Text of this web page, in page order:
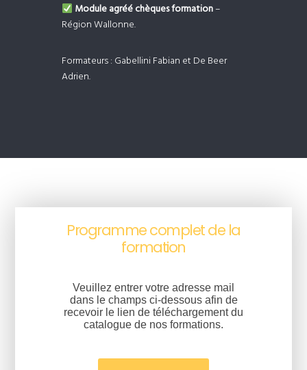
Module agréé chèques formation–
Région Wallonne.
Formateurs : Gabellini Fabian et De Beer
Adrien.
Programme complet de la
formation
Veuillez entrer votre adresse mail
dans le champs ci-dessous afin de
recevoir le lien de téléchargement du
catalogue de nos formations.